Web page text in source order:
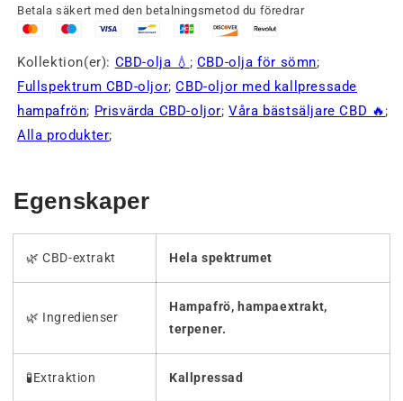
Betala säkert med den betalningsmetod du föredrar
Kollektion(er): CBD-olja 💧 ; CBD-olja för sömn;
Fullspektrum CBD-oljor;CBD-oljor med kallpressade
hampafrön; Prisvärda CBD-oljor;Våra bästsäljare CBD 🔥;
Alla produkter;
Egenskaper
🌿 CBD-extrakt Hela spektrumet
🌿 Ingredienser
Hampafrö, hampaextrakt,
terpener.
🧪Extraktion Kallpressad